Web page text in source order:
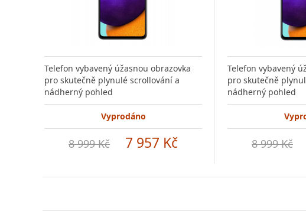
Telefon vybavený úžasnou obrazovka
pro skutečně plynulé scrollování a
nádherný pohled
Vyprodáno
8 999 Kč 7 957 Kč
Telefon vybavený
pro skutečně
nádherný pohled
8 999 Kč